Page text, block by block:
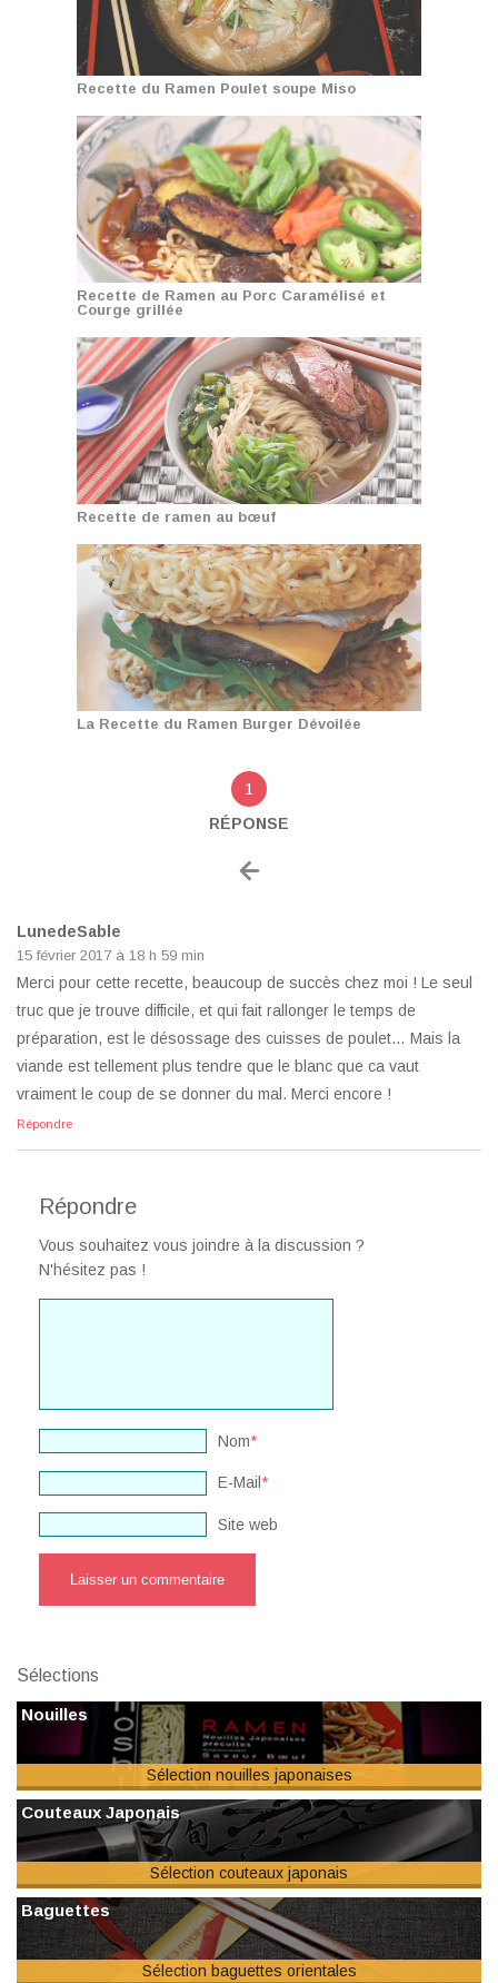
Recette du Ramen Poulet soupe Miso
Recette de Ramen au Porc Caramélisé et
Courge grillée
Recette de ramen au bœuf
La Recette du Ramen Burger Dévoilée
1
RÉPONSE
LunedeSable
15 février 2017 à 18 h 59 min
Merci pour cette recette, beaucoup de succès chez moi ! Le seul
truc que je trouve difficile, et qui fait rallonger le temps de
préparation, est le désossage des cuisses de poulet… Mais la
viande est tellement plus tendre que le blanc que ca vaut
vraiment le coup de se donner du mal. Merci encore !
Répondre
Répondre
Vous souhaitez vous joindre à la discussion ?
N'hésitez pas !
Nom*
E-Mail *
Site web
Sélections
Nouilles
Sélection nouilles japonaises
Couteaux Japonais
Sélection couteaux japonais
Baguettes
Sélection baguettes orientales